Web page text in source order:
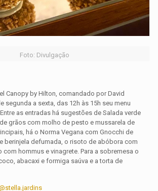
Foto: Divulgação
Canopy by Hilton, comandado por David
segunda a sexta, das 12h às 15h seu menu
as entradas há sugestões de Salada verde
grãos com molho de pesto e mussarela de
há o Norma Vegana com Gnocchi de
berinjela defumada, o risoto de abóbora com
com hommus e vinagrete. Para a sobremesa o
abacaxi e formiga saúva e a torta de